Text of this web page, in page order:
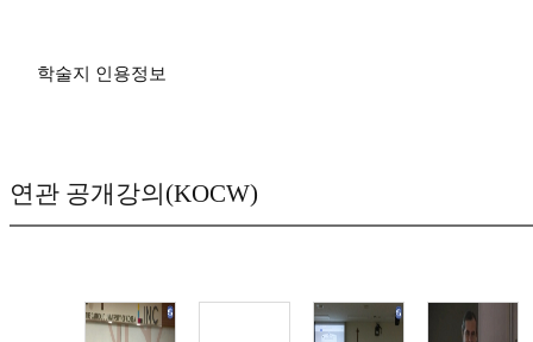
학술지 인용정보
연관 공개강의(KOCW)